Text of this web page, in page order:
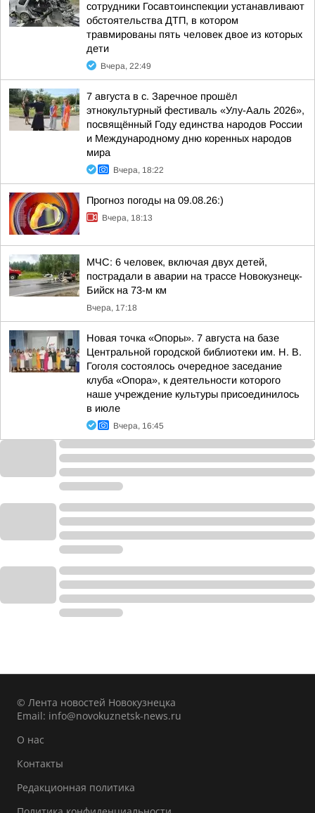
сотрудники Госавтоинспекции устанавливают
обстоятельства ДТП, в котором
травмированы пять человек двое из которых
дети
Вчера, 22:49
7 августа в с. Заречное прошёл
этнокультурный фестиваль «Улу-Ааль 2026»,
посвящённый Году единства народов России
и Международному дню коренных народов
мира
Вчера, 18:22
Прогноз погоды на 09.08.26:)
Вчера, 18:13
МЧС: 6 человек, включая двух детей,
пострадали в аварии на трассе Новокузнецк-
Бийск на 73-м км
Вчера, 17:18
Новая точка «Опоры». 7 августа на базе
Центральной городской библиотеки им. Н. В.
Гоголя состоялось очередное заседание
клуба «Опора», к деятельности которого
наше учреждение культуры присоединилось
в июле
Вчера, 16:45
© Лента новостей Новокузнецка
Email: info@novokuznetsk-news.ru
О нас
Контакты
Редакционная политика